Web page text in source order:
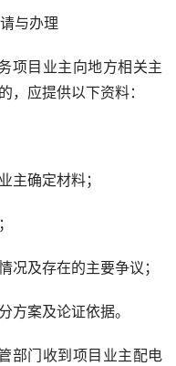
与办理
项目业主向地方相关主
，应提供以下资料：
主确定材料；
况及存在的主要争议；
方案及论证依据。
部门收到项目业主配电